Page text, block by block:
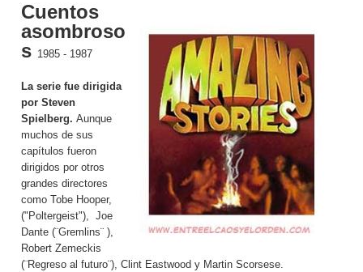
Cuentos
asombroso
s 1985 - 1987
La serie fue dirigida
por Steven
Spielberg. Aunque
muchos de sus
capítulos fueron
dirigidos por otros
grandes directores
como Tobe Hooper,
("Poltergeist"), Joe
Dante (¨Gremlins¨ ),
Robert Zemeckis
(¨Regreso al futuro¨), Clint Eastwood y Martin Scorsese.